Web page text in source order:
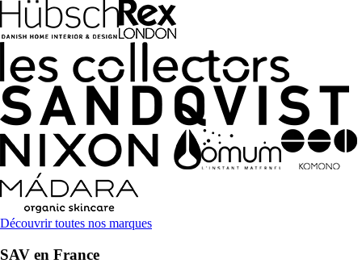
Découvrir toutes nos marques
SAV en France